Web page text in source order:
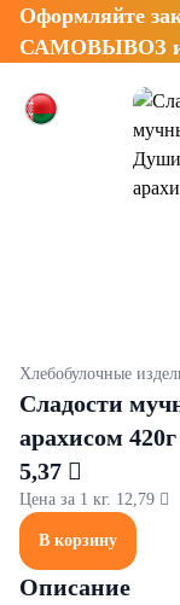
Оформляйте
САМОВЫВОЗ и
Хлебобулочные
Сладости
арахисом 420г
5,37 
Цена за 1 кг. 12,79 
В корзину
Описание